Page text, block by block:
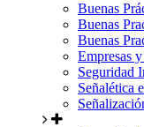
Buenas
Buenas
Buenas
Empresas
Seguridad
Señalética